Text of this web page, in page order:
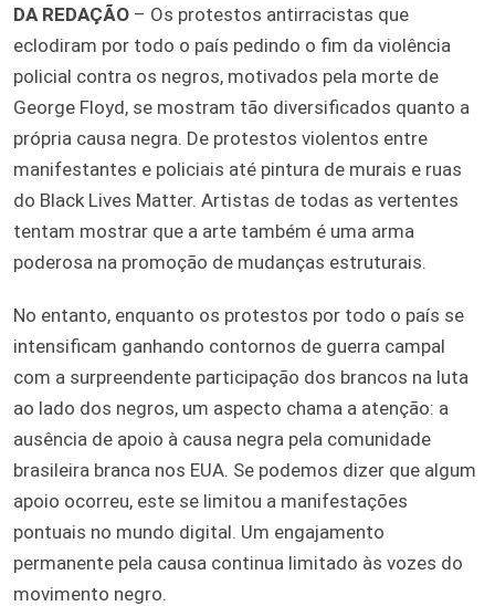
DA REDAÇÃO – Os protestos antirracistas que
eclodiram por todo o país pedindo o fim da violência
policial contra os negros, motivados pela morte de
George Floyd, se mostram tão diversificados quanto a
própria causa negra. De protestos violentos entre
manifestantes e policiais até pintura de murais e ruas
do Black Lives Matter. Artistas de todas as vertentes
tentam mostrar que a arte também é uma arma
poderosa na promoção de mudanças estruturais.
No entanto, enquanto os protestos por todo o país se
intensificam ganhando contornos de guerra campal
com a surpreendente participação dos brancos na luta
ao lado dos negros, um aspecto chama a atenção: a
ausência de apoio à causa negra pela comunidade
brasileira branca nos EUA. Se podemos dizer que algum
apoio ocorreu, este se limitou a manifestações
pontuais no mundo digital. Um engajamento
permanente pela causa continua limitado às vozes do
movimento negro.